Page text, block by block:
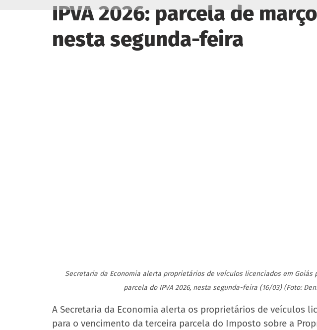
IPVA 2026: parcela de
nesta segunda-feira
Secretaria da Economia alerta proprietários de veículos licenciados em Goiás
parcela do IPVA 2026, nesta segunda-feira (16/03) (Foto:
A Secretaria da Economia alerta os proprietários de veículos
para o vencimento da terceira parcela do Imposto sobre a